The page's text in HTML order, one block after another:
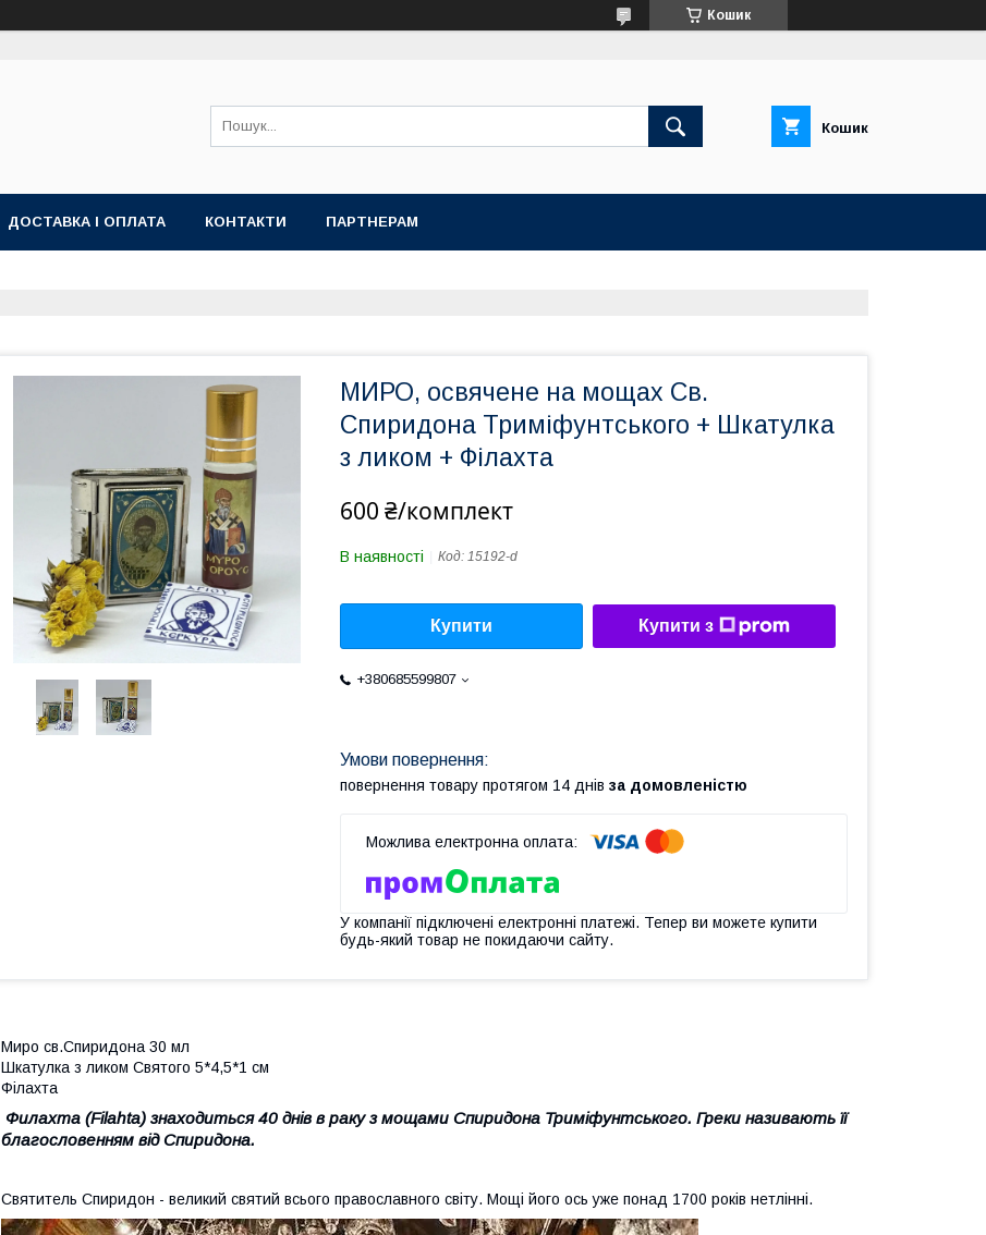
Кошик
Кошик
ДОСТАВКА І ОПЛАТА КОНТАКТИ ПАРТНЕРАМ
МИРО, освячене на мощах Св.
Спиридона Триміфунтського + Шкатулка
з ликом + Філахта
600 ₴/комплект
В наявності Код: 15192-d
Купити Купити з
+380685599807
повернення товару протягом 14 днів за домовленістю
У компанії підключені електронні платежі. Тепер ви можете купити
будь-який товар не покидаючи сайту.
Миро св.Спиридона 30 мл
Шкатулка з ликом Святого 5*4,5*1 см
Філахта
Филахта (Filahta) знаходиться 40 днів в раку з мощами Спиридона Триміфунтського. Греки називають її
благословенням від Спиридона.
Святитель Спиридон - великий святий всього православного світу. Мощі його ось уже понад 1700 років нетлінні.